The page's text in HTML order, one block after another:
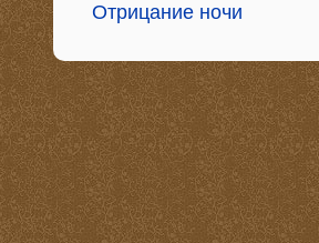
Отрицание ночи